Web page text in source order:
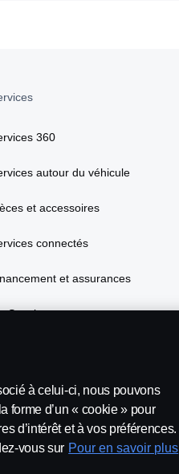
360
autour du véhicule
et accessoires
connectés
et assurances
Scania
à celui-ci, nous pouvons
forme d’un « cookie » pour
d’intérêt et à vos préférences.
vous sur Pour en savoir plus